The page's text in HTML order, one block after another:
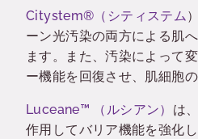
Citystem®（シティステム
ーン光汚染の両方による肌
ます。また、汚染によって
ー機能を回復させ、肌細胞
Luceane™ （ルシアン） は
作用してバリア機能を強化